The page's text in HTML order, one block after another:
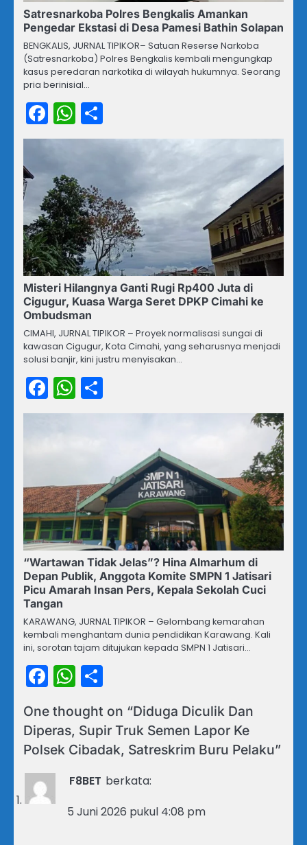
Satresnarkoba Polres Bengkalis Amankan
Pengedar Ekstasi di Desa Pamesi Bathin Solapan
BENGKALIS, JURNAL TIPIKOR– Satuan Reserse Narkoba
(Satresnarkoba) Polres Bengkalis kembali mengungkap
kasus peredaran narkotika di wilayah hukumnya. Seorang
pria berinisial…
Facebook
WhatsApp
Misteri Hilangnya Ganti Rugi Rp400 Juta di
Cigugur, Kuasa Warga Seret DPKP Cimahi ke
Ombudsman
CIMAHI, JURNAL TIPIKOR – Proyek normalisasi sungai di
kawasan Cigugur, Kota Cimahi, yang seharusnya menjadi
solusi banjir, kini justru menyisakan…
Facebook
WhatsApp
“Wartawan Tidak Jelas”? Hina Almarhum di
Depan Publik, Anggota Komite SMPN 1 Jatisari
Picu Amarah Insan Pers, Kepala Sekolah Cuci
Tangan
KARAWANG, JURNAL TIPIKOR – Gelombang kemarahan
kembali menghantam dunia pendidikan Karawang. Kali
ini, sorotan tajam ditujukan kepada SMPN 1 Jatisari…
Facebook
WhatsApp
One thought on “Diduga Diculik Dan
Diperas, Supir Truk Semen Lapor Ke
Polsek Cibadak, Satreskrim Buru Pelaku”
F8BET berkata:
5 Juni 2026 pukul 4:08 pm